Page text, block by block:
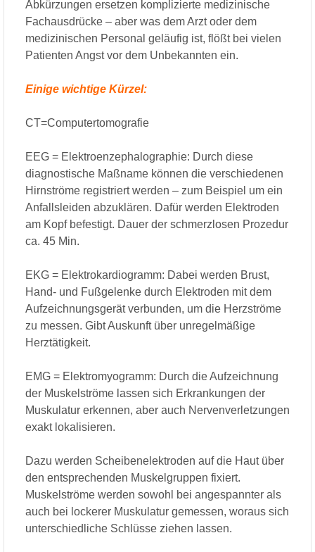
Abkürzungen ersetzen komplizierte medizinische
Fachausdrücke – aber was dem Arzt oder dem
medizinischen Personal geläufig ist, flößt bei vielen
Patienten Angst vor dem Unbekannten ein.
Einige wichtige Kürzel:
CT=Computertomografie
EEG = Elektroenzephalographie: Durch diese
diagnostische Maßname können die verschiedenen
Hirnströme registriert werden – zum Beispiel um ein
Anfallsleiden abzuklären. Dafür werden Elektroden
am Kopf befestigt. Dauer der schmerzlosen Prozedur
ca. 45 Min.
EKG = Elektrokardiogramm: Dabei werden Brust,
Hand- und Fußgelenke durch Elektroden mit dem
Aufzeichnungsgerät verbunden, um die Herzströme
zu messen. Gibt Auskunft über unregelmäßige
Herztätigkeit.
EMG = Elektromyogramm: Durch die Aufzeichnung
der Muskelströme lassen sich Erkrankungen der
Muskulatur erkennen, aber auch Nervenverletzungen
exakt lokalisieren.
Dazu werden Scheibenelektroden auf die Haut über
den entsprechenden Muskelgruppen fixiert.
Muskelströme werden sowohl bei angespannter als
auch bei lockerer Muskulatur gemessen, woraus sich
unterschiedliche Schlüsse ziehen lassen.